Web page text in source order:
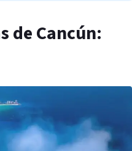
de Cancún: